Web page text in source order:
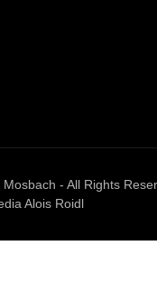
- All Rights
Alois Roidl